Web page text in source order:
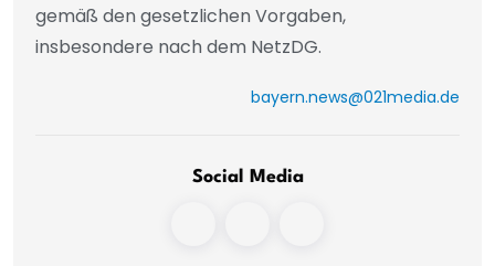
gemäß den gesetzlichen Vorgaben,
insbesondere nach dem NetzDG.
bayern.news@021media.de
Social Media